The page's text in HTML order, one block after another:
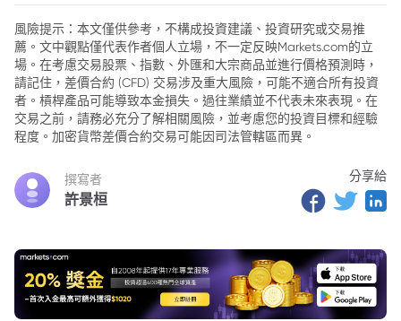
風險提示：本文僅供參考，不構成投資建議、投資研究或交易推
薦。文中觀點僅代表作者個人立場，不一定反映Markets.com的立
場。在考慮交易股票、指數、外匯和大宗商品並進行價格預測時，
請記住，差價合約 (CFD) 交易涉及重大風險，可能不適合所有投資
者。槓桿產品可能導致本金損失。過往業績並不代表未來表現。在
交易之前，請務必充分了解相關風險，並考慮您的投資目標和經驗
程度。加密貨幣差價合約交易可能因司法管轄區而異。
撰寫者
許景桓
分享給